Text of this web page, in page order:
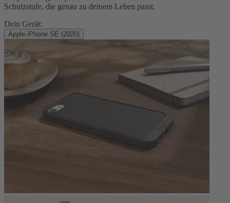
Schutzstufe, die genau zu deinem Leben passt.
Dein Gerät:
Apple iPhone SE (2020)